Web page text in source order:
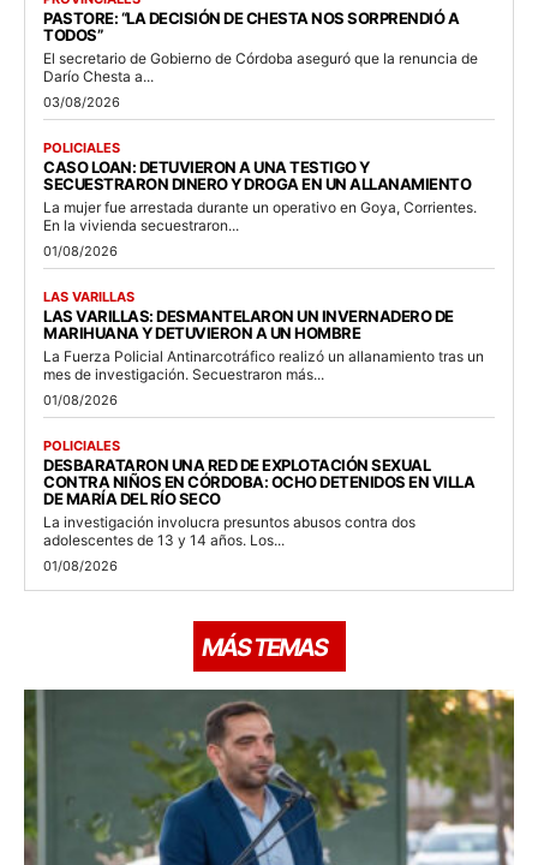
PASTORE: “LA DECISIÓN DE CHESTA NOS SORPRENDIÓ A
TODOS”
El secretario de Gobierno de Córdoba aseguró que la renuncia de
Darío Chesta a...
03/08/2026
POLICIALES
CASO LOAN: DETUVIERON A UNA TESTIGO Y
SECUESTRARON DINERO Y DROGA EN UN ALLANAMIENTO
La mujer fue arrestada durante un operativo en Goya, Corrientes.
En la vivienda secuestraron...
01/08/2026
LAS VARILLAS
LAS VARILLAS: DESMANTELARON UN INVERNADERO DE
MARIHUANA Y DETUVIERON A UN HOMBRE
La Fuerza Policial Antinarcotráfico realizó un allanamiento tras un
mes de investigación. Secuestraron más...
01/08/2026
POLICIALES
DESBARATARON UNA RED DE EXPLOTACIÓN SEXUAL
CONTRA NIÑOS EN CÓRDOBA: OCHO DETENIDOS EN VILLA
DE MARÍA DEL RÍO SECO
La investigación involucra presuntos abusos contra dos
adolescentes de 13 y 14 años. Los...
01/08/2026
MÁS TEMAS